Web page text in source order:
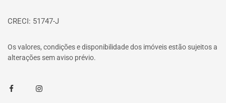
CRECI: 51747-J
Os valores, condições e disponibilidade dos imóveis estão sujeitos a
alterações sem aviso prévio.
FacebookInstagram